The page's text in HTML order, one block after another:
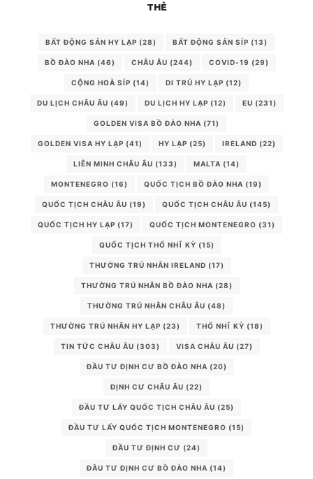
THẺ
BẤT ĐỘNG SẢN HY LẠP (28) BẤT ĐỘNG SẢN SÍP (13)
BỒ ĐÀO NHA (46) CHÂU ÂU (244) COVID-19 (29)
CỘNG HOÀ SÍP (14) DI TRÚ HY LẠP (12)
DU LỊCH CHÂU ÂU (49) DU LỊCH HY LẠP (12) EU (231)
GOLDEN VISA BỒ ĐÀO NHA (71)
GOLDEN VISA HY LẠP (41) HY LẠP (25) IRELAND (22)
LIÊN MINH CHÂU ÂU (133) MALTA (14)
MONTENEGRO (16) QUỐC TỊCH BỒ ĐÀO NHA (19)
QUỐC TỊCH CHÂU ÂU (19) QUỐC TỊCH CHÂU ÂU (145)
QUỐC TỊCH HY LẠP (17) QUỐC TỊCH MONTENEGRO (31)
QUỐC TỊCH THỔ NHĨ KỲ (15)
THƯỜNG TRÚ NHÂN IRELAND (17)
THƯỜNG TRÚ NHÂN BỒ ĐÀO NHA (28)
THƯỜNG TRÚ NHÂN CHÂU ÂU (48)
THƯỜNG TRÚ NHÂN HY LẠP (23) THỔ NHĨ KỲ (18)
TIN TỨC CHÂU ÂU (303) VISA CHÂU ÂU (27)
ĐẦU TƯ ĐỊNH CƯ BỒ ĐÀO NHA (20)
ĐỊNH CƯ CHÂU ÂU (22)
ĐẦU TƯ LẤY QUỐC TỊCH CHÂU ÂU (25)
ĐẦU TƯ LẤY QUỐC TỊCH MONTENEGRO (15)
ĐẦU TƯ ĐỊNH CƯ (24)
ĐẦU TƯ ĐỊNH CƯ BỒ ĐÀO NHA (14)